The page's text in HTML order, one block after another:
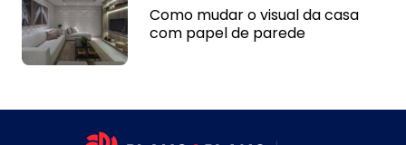
Como mudar o visual da casa
com papel de parede